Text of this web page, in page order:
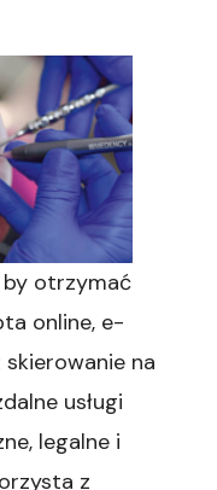
by otrzymać
online, e-
na
usługi
legalne i
z